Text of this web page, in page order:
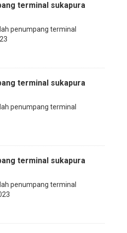
terminal sukapura
penumpang terminal
terminal sukapura
penumpang terminal
terminal sukapura
penumpang terminal